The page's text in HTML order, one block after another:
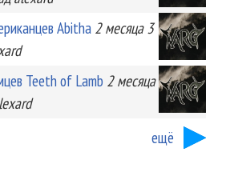
Abitha 2 месяца 3
Teeth of Lamb 2 месяца
ещё